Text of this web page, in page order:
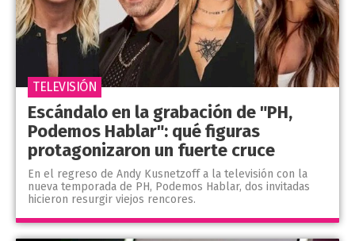
Escándalo en la grabación de "PH,
Podemos Hablar": qué figuras
protagonizaron un fuerte cruce
En el regreso de Andy Kusnetzoff a la televisión con la
nueva temporada de PH, Podemos Hablar, dos invitadas
hicieron resurgir viejos rencores.
TELEVISIÓN